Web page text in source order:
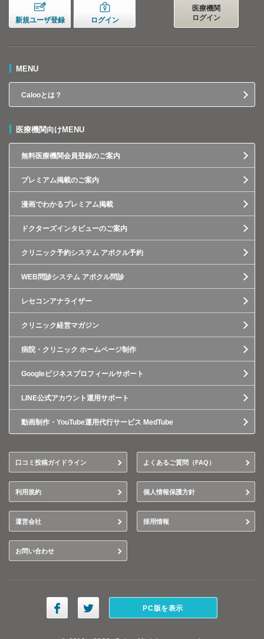
新規ユーザ登録 ログイン
医療機関
ログイン
MENU
Calooとは？
医療機関向けMENU
無料医療機関会員登録のご案内
プレミアム掲載のご案内
漫画でわかるプレミアム掲載
ドクターズインタビューのご案内
クリニック予約システム アポクル予約
WEB問診システム アポクル問診
レセコンアナライザー
クリニック経営マガジン
病院・クリニック ホームページ制作
Googleビジネスプロフィールサポート
LINE公式アカウント運用サポート
動画制作・YouTube運用代行サービス MedTube
口コミ投稿ガイドライン よくあるご質問（FAQ）
利用規約 個人情報保護方針
運営会社 採用情報
お問い合わせ
PC版を表示